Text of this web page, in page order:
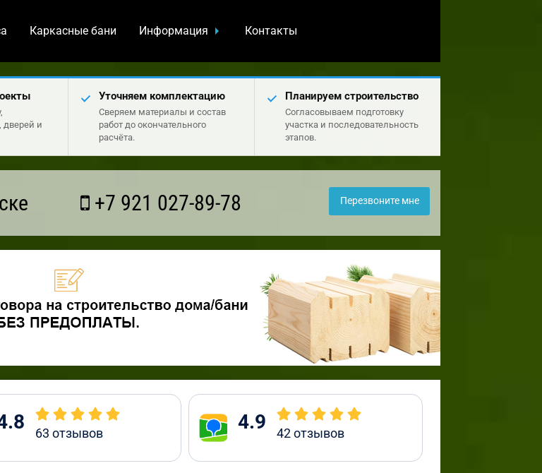
Каркасные бани Информация Контакты
дверей и
Уточняем комплектацию
Сверяем материалы и состав
работ до окончательного
расчёта.
Планируем строительство
Согласовываем подготовку
участка и последовательность
этапов.
+7 921 027-89-78 Перезвоните мне
63 отзывов 4.9 42отзывов